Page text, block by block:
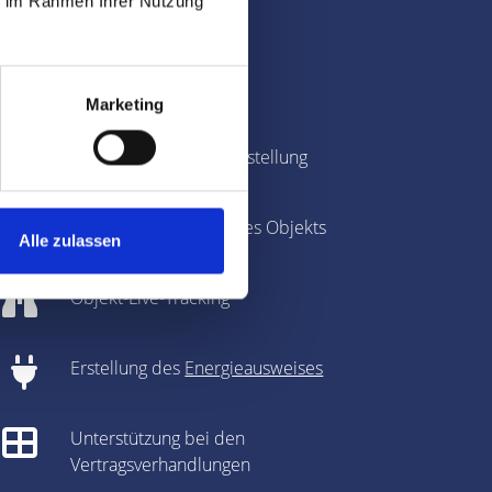
Marketing
Alle zulassen
Fotografie & Exposé-Erstellung
360-Grad-Panorama des Objekts
Objekt-Live-Tracking
Erstellung des Energieausweises
Unterstützung bei den
Vertragsverhandlungen